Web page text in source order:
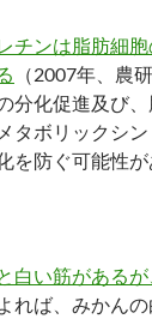
チンは脂肪細
（2007年、農
分化促進及び
タボリックシ
を防ぐ可能性が
白い筋があるが
れば、みかん